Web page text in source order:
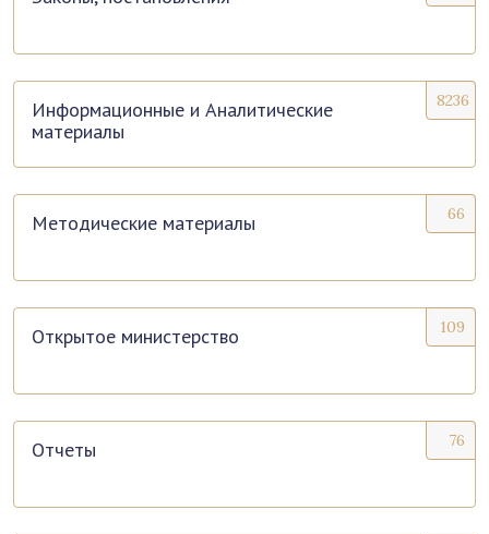
8236
Информационные и Аналитические
материалы
66
Методические материалы
109
Открытое министерство
76
Отчеты